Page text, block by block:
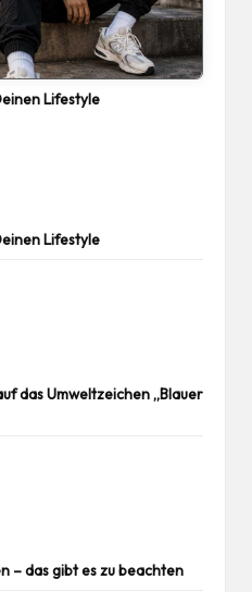
Lifestyle
Lifestyle
das Umweltzeichen „Blauer
– das gibt es zu beachten